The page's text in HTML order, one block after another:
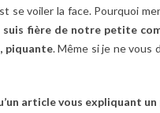
se voiler la face. Pourquoi
suis fière de notre petite
piquante. Même si je ne vous
article vous expliquant